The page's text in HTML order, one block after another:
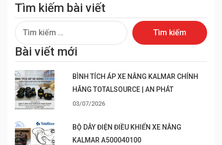
Tìm kiếm bài viết
Tìm
kiếm
cho:
Bài viết mới
BÌNH TÍCH ÁP XE NÂNG KALMAR CHÍNH
HÃNG TOTALSOURCE | AN PHÁT
03/07/2026
BỘ DÂY ĐIỆN ĐIỀU KHIỂN XE NÂNG
KALMAR A500040100